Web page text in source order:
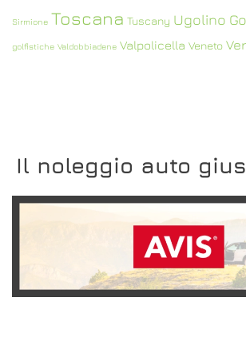
Sirmione Toscana Tuscany Ugolino
golfistiche Valdobbiadene Valpolicella Veneto
Il noleggio auto
SCOPRI L'OFFERTA